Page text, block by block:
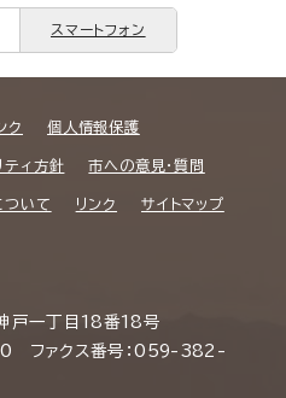
スマートフォン
ク 個人情報保護
ティ方針 市への意見・質問
ついて リンク サイトマップ
一丁目18番18号
ファクス番号：059-382-